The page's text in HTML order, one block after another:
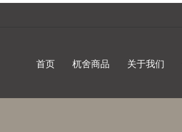
首页 杌舍商品 关于我们